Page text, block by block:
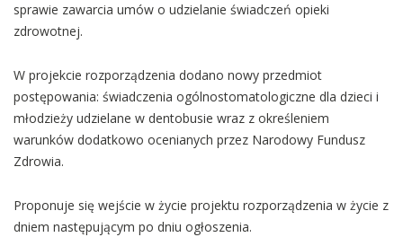
sprawie zawarcia umów o udzielanie świadczeń opieki
zdrowotnej.
W projekcie rozporządzenia dodano nowy przedmiot
postępowania: świadczenia ogólnostomatologiczne dla dzieci i
młodzieży udzielane w dentobusie wraz z określeniem
warunków dodatkowo ocenianych przez Narodowy Fundusz
Zdrowia.
Proponuje się wejście w życie projektu rozporządzenia w życie z
dniem następującym po dniu ogłoszenia.